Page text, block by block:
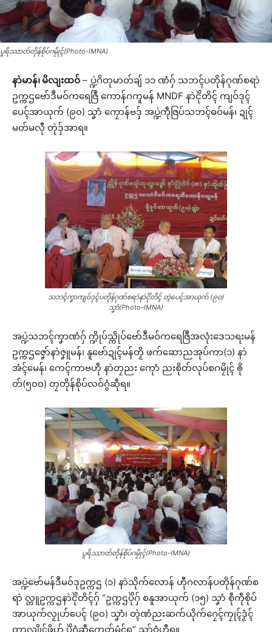
ပူရိဿာတ်တိုန်စိုပ်ဂမၠိုၚ်(Photo-IMNA)
နာဲမာန်၊ မိလျးထဝ် – ပ္ဍဲဂိတုမာတ်ချ် ၁၁ ဏံဂှ် သဘၚ်ပတိုန်ဂုဏ်စရာဲ
ဥက္ကဌဗော်ဒဳမဝ်ကရေဇြဳ ကောန်ဂကူမန် MNDF နာဲၚိုဲတိၚ် ကျဝ်ဒုၚ်
ပေၚ်အာယုက် (၉၀) သၞာံ ကၠောန်ဗဒှ် အပ္ဍဲကဵုဇြပ်သဘၚ်ဓဝ်မန်၊ ဍုၚ်
မတ်မလီု တုဲဒှ်အာရ။
သဘၚ်ကၞာကျဝ်ဒုၚ်ပတိုန်ဂုဏ်စရာဲနာဲၚိုဲတိၚ် တ္ၚဲပေၚ်အာယုက် (၉၀)
သၞာံ(Photo-IMNA)
အပ္ဍဲသဘၚ်ကၞာဏံဂှ် က္ဍိုပ်သ္ကိုပ်ဗော်ဒဳမဝ်ကရေဇြဳအလုံးဒေသရးမန်
ဥက္ကဌဇၞော်နာဲဇၞူမန်၊ နူဗော်ဍုၚ်မန်တၟိ ဖက်ဆောညအုပ်ကာ(၁) နာဲ
အံၚ်မေန်၊ ကေၚ်ကာဗဟဵု နာဲတၠညး ကေုာံ ညးစိုတ်လုပ်စဂမၠိုၚ် ၜို
တ်(၅၀၀) တၠတိုန်စိုပ်လဝ်ဂွံဆဵုရ။
ပူရိဿာတ်တိုန်စိုပ်ဂမၠိုၚ်(Photo-IMNA)
အပ္ဍဲဗော်မန်ဒဳမဝ်ဒုဥက္ကဌ (၁) နာဲသိုက်လောန် ဟီုဂလာန်ပတိုန်ဂုဏ်စ
ရာဲ လ္တူဥက္ကဌနာဲၚိုဲတိၚ်ဂှ် “ဥက္ကဌပိုဲဂှ် စနူအာယုက် (၁၅) သၞာံ စဵုကဵုစိုပ်
အာယုက်လၟုဟ်ပေၚ် (၉၀) သၞာံ၊ တ္ၚဲဏံညးဆက်ယိုက်ဂၠေၚ်ကၠုၚ်ဒၟံၚ်
တာလျိုၚ်ဖိုဟ် ပိုဲဂွံဆဵုကေတ်မံၚ်ရ” သာ်ဝွံဟီုရ။